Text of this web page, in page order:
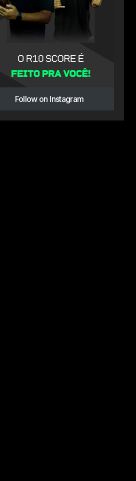
Follow on Instagram